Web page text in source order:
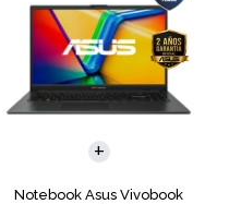
Notebook Asus Vivobook
COMPARAR